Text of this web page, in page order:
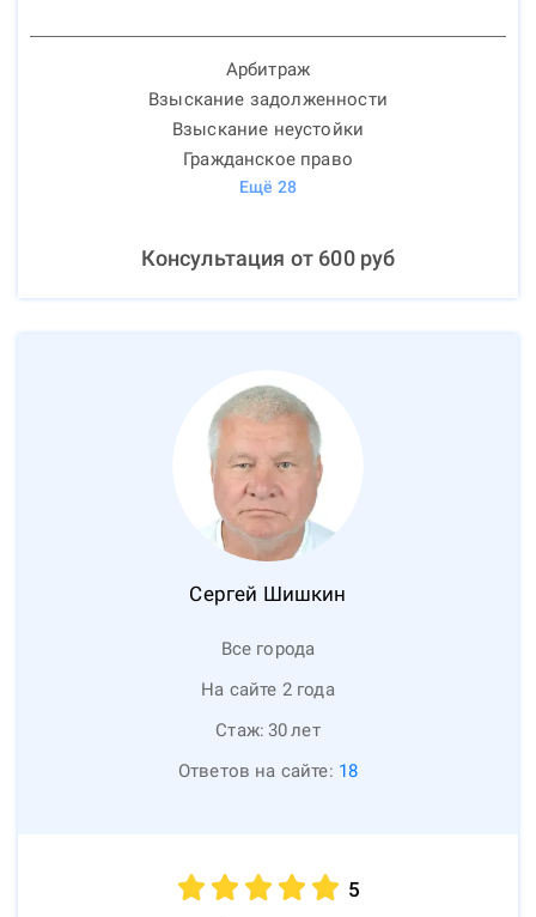
Арбитраж
Взыскание задолженности
Взыскание неустойки
Гражданское право
Ещё 28
Консультация от 600руб
Сергей Шишкин
Все города
На сайте 2 года
Стаж: 30лет
Ответов на сайте: 18
5